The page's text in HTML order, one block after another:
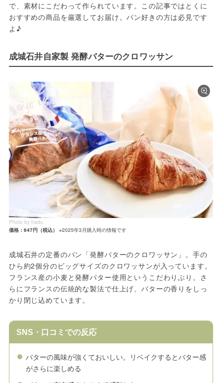
で、素材にこだわって作られています。この記事ではとくに
おすすめの商品を厳選してお届け。パン好きの方は必見です
よ♪
成城石井自家製 発酵バターのクロワッサン
Photo by hadu
価格：647円（税込）
※2025年3月購入時の情報です
成城石井の定番のパン「発酵バターのクロワッサン」。手の
ひら約2個分のビッグサイズのクロワッサンが入っています。
フランス産の小麦と発酵バター使用というこだわりぶり。さ
らにフランスの伝統的な製法で仕上げ、バターの香りをしっ
かり閉じ込めています。
SNS・口コミでの反応
バターの風味が強くておいしい。リベイクするとバター感
がさらに楽しめる